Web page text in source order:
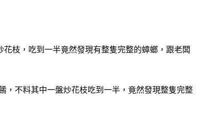
枝，吃到一半竟然發現有整隻完整的蟑螂，跟老闆
，不料其中一盤炒花枝吃到一半，竟然發現整隻完整